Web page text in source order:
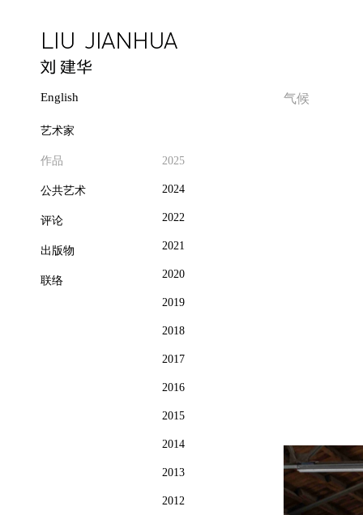
English
艺术家
作品 2025
2024
2022
2021
2020
2019
2018
2017
2016
2015
2014
2013
2012
公共艺术
评论
出版物
联络
气候